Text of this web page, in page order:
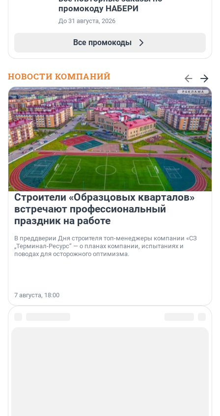
промокоду НАБЕРИ
До 31 августа, 2026
Все промокоды
НОВОСТИ КОМПАНИЙ
Строители «Образцовых кварталов»
встречают профессиональный
праздник на работе
В преддверии Дня строителя топ-менеджеры компании «СЗ
„Терминал-Ресурс“ — о планах компании, испытаниях и
поводах для осторожного оптимизма.
7 августа, 18:00